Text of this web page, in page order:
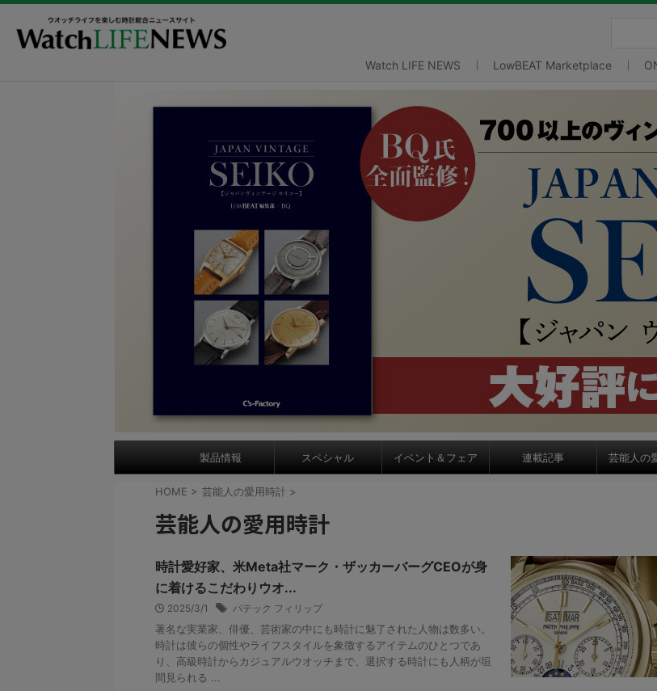
Watch LIFE NEWS LowBEAT Marketplace
製品情報 スペシャル イベント＆フェア 連載記事 芸能人の
HOME > 芸能人の愛用時計 >
芸能人の愛用時計
時計愛好家、米Meta社マーク・ザッカーバーグCEOが身
に着けるこだわりウオ...
2025/3/1 パテック フィリップ
著名な実業家、俳優、芸術家の中にも時計に魅了された人物は数多い。
時計は彼らの個性やライフスタイルを象徴するアイテムのひとつであ
り、高級時計からカジュアルウオッチまで、選択する時計にも人柄が垣
間見られる ...